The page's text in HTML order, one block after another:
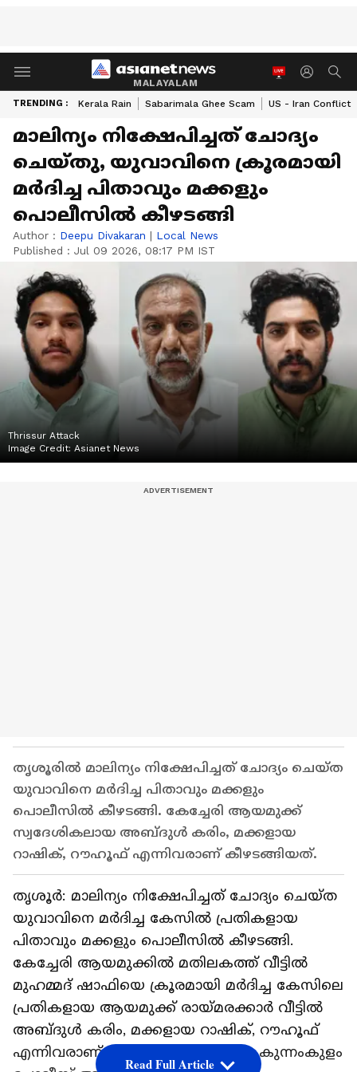
MALAYALAM
TRENDING : Kerala Rain Sabarimala Ghee Scam US - Iran Conflict
മാലിന്യം നിക്ഷേപിച്ചത് ചോദ്യം
ചെയ്തു, യുവാവിനെ ക്രൂരമായി
മർദിച്ച പിതാവും മക്കളും
പൊലീസില്‍ കീഴടങ്ങി
Author : Deepu Divakaran | Local News
Published : Jul 09 2026, 08:17 PM IST
Thrissur Attack
Image Credit: Asianet News
തൃശൂരിൽ മാലിന്യം നിക്ഷേപിച്ചത് ചോദ്യം ചെയ്ത
യുവാവിനെ മര്‍ദിച്ച പിതാവും മക്കളും
പൊലീസില്‍ കീഴടങ്ങി. കേച്ചേരി ആയമുക്ക്
സ്വദേശികലായ അബ്ദുള്‍ കരിം, മക്കളായ
റാഷിക്, റൗഹൂഫ് എന്നിവരാണ് കീഴടങ്ങിയത്.
തൃശൂര്‍: മാലിന്യം നിക്ഷേപിച്ചത് ചോദ്യം ചെയ്ത
യുവാവിനെ മര്‍ദിച്ച കേസില്‍ പ്രതികളായ
പിതാവും മക്കളും പൊലീസില്‍ കീഴടങ്ങി.
കേച്ചേരി ആയമുക്കില്‍ മതിലകത്ത് വീട്ടില്‍
മുഹമ്മദ് ഷാഫിയെ ക്രൂരമായി മര്‍ദിച്ച കേസിലെ
പ്രതികളായ ആയമുക്ക് രായ്മരക്കാര്‍ വീട്ടില്‍
അബ്ദുള്‍ കരിം, മക്കളായ റാഷിക്, റൗഹൂഫ്
എന്നിവരാണ് കീഴടങ്ങിയത്. ഇവരെ കുന്നംകുളം
Read Full Article